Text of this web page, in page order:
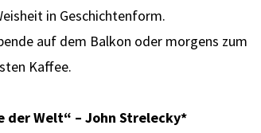
in Geschichtenform.
auf dem Balkon oder morgens zum
Kaffee.
der Welt“ – John Strelecky*